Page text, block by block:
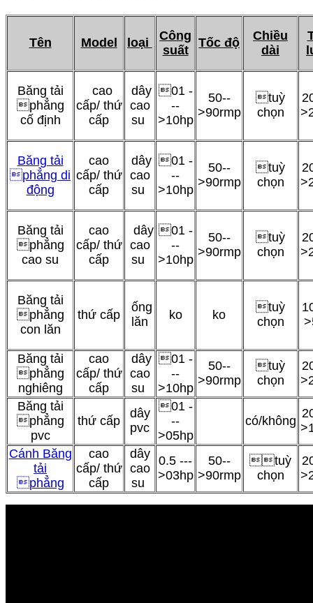
Tên Model loại
Công
suất
Tốc độ
Chiều
dài
Băng tải
phẳng
cố định
cao
cấp/ thứ
cấp
dây
cao
su
01 -
--
>10hp
50--
>90rmp
tuỳ
chọn
Băng tải
phẳng di
động
cao
cấp/ thứ
cấp
dây
cao
su
01 -
--
>10hp
50--
>90rmp
tuỳ
chọn
Băng tải
phẳng
cao su
cao
cấp/ thứ
cấp
dây
cao
su
01 -
--
>10hp
50--
>90rmp
tuỳ
chọn
Băng tải
phẳng
con lăn
thứ cấp
ống
lăn
ko ko
tuỳ
chọn
Băng tải
phẳng
nghiêng
cao
cấp/ thứ
cấp
dây
cao
su
01 -
--
>10hp
50--
>90rmp
tuỳ
chọn
Băng tải
phẳng
pvc
thứ cấp
dây
pvc
01 -
--
>05hp
có/không
Cánh Băng
tải
phẳng
cao
cấp/ thứ
cấp
dây
cao
su
0.5 ---
>03hp
50--
>90rmp
tuỳ
chọn